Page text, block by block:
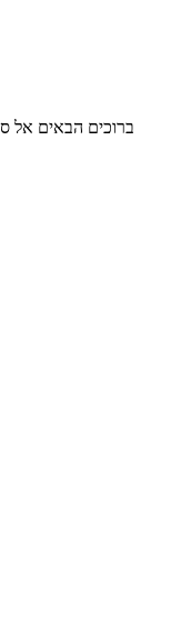
ברוכים הבאים אל